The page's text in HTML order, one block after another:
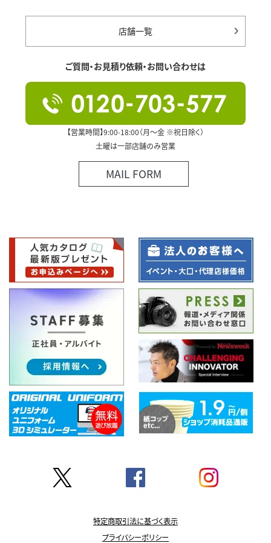
店舗一覧
ご質問・お見積り依頼・お問い合わせは
【営業時間】9:00-18:00（月～金 ※祝日除く）
土曜は一部店舗のみ営業
MAIL FORM
特定商取引法に基づく表示
プライバシーポリシー